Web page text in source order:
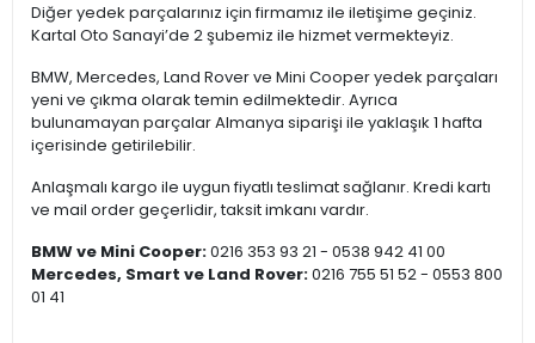
Diğer yedek parçalarınız için firmamız ile iletişime geçiniz.
Kartal Oto Sanayi’de 2 şubemiz ile hizmet vermekteyiz.
BMW, Mercedes, Land Rover ve Mini Cooper yedek parçaları
yeni ve çıkma olarak temin edilmektedir. Ayrıca
bulunamayan parçalar Almanya siparişi ile yaklaşık 1 hafta
içerisinde getirilebilir.
Anlaşmalı kargo ile uygun fiyatlı teslimat sağlanır. Kredi kartı
ve mail order geçerlidir, taksit imkanı vardır.
BMW ve Mini Cooper:0216 353 93 21 - 0538 942 41 00
Mercedes, Smart ve Land Rover:0216 755 51 52 - 0553 800
01 41